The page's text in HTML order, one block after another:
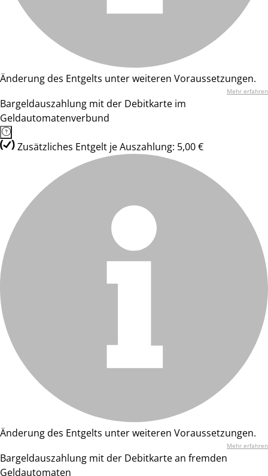
Änderung des Entgelts unter weiteren Voraussetzungen.
Mehr erfahren
Bargeldauszahlung mit der Debitkarte im
Geldautomatenverbund
Zusätzliches Entgelt je Auszahlung: 5,00 €
Änderung des Entgelts unter weiteren Voraussetzungen.
Mehr erfahren
Bargeldauszahlung mit der Debitkarte an fremden
Geldautomaten